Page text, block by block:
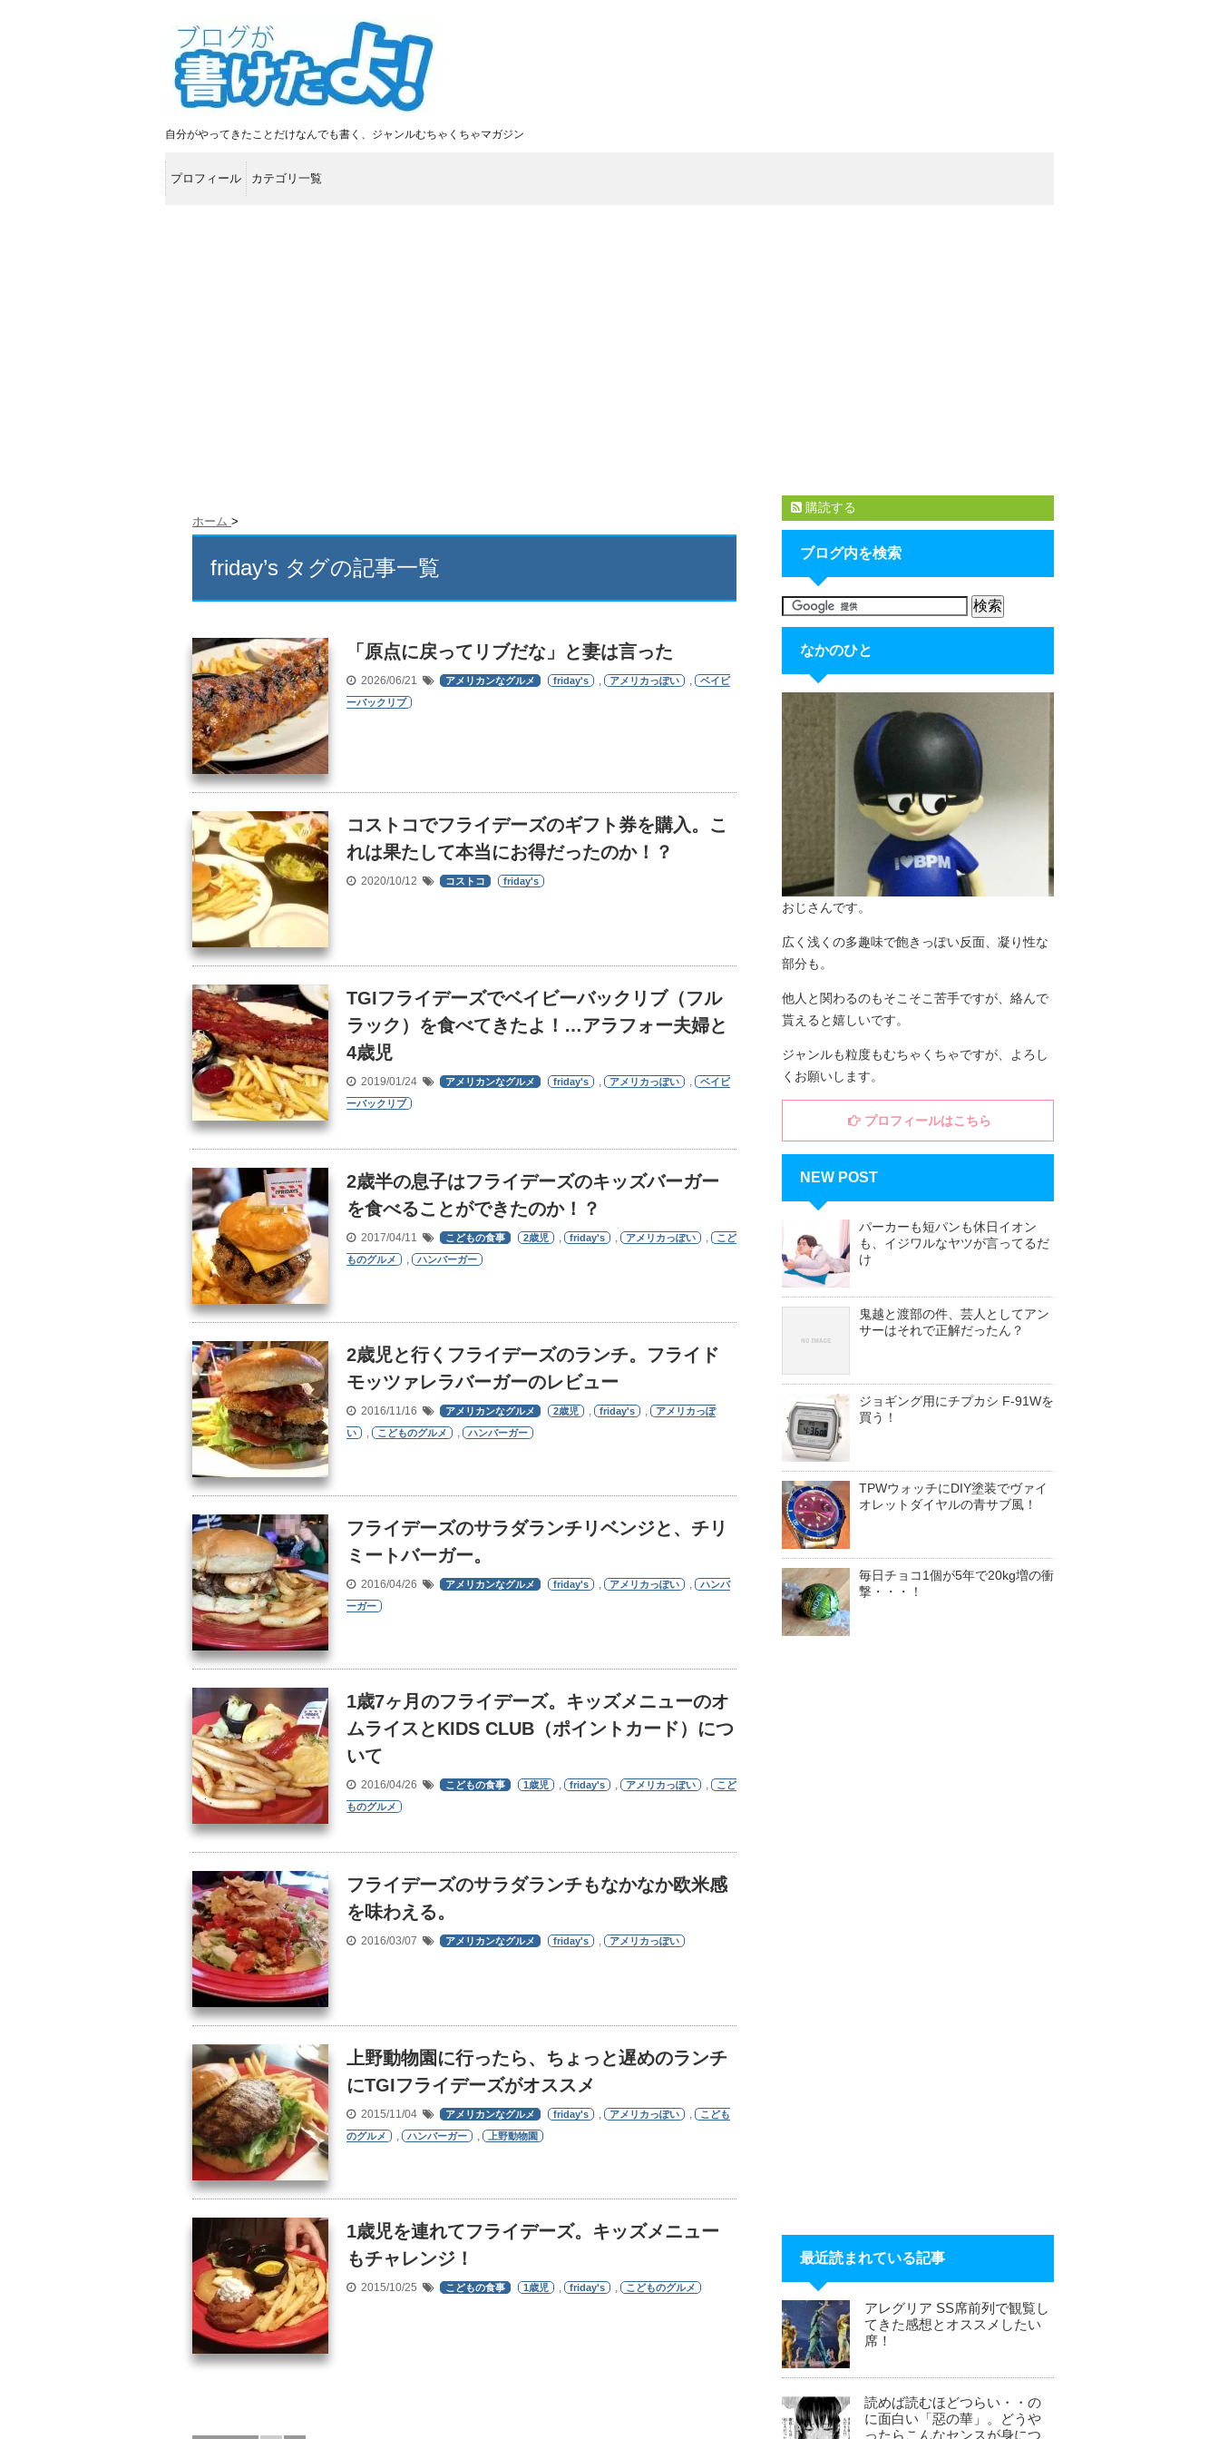
自分がやってきたことだけなんでも書く、ジャンルむちゃくちゃマガジン
プロフィール カテゴリ一覧
ホーム >
friday’s タグの記事一覧
「原点に戻ってリブだな」と妻は言った
2026/06/21 アメリカンなグルメ friday's , アメリカっぽい ,
ベイビ
ーバックリブ
コストコでフライデーズのギフト券を購入。こ
れは果たして本当にお得だったのか！？
2020/10/12 コストコ friday's
TGIフライデーズでベイビーバックリブ（フル
ラック）を食べてきたよ！…アラフォー夫婦と
4歳児
2019/01/24 アメリカンなグルメ friday's , アメリカっぽい ,
ベイビ
ーバックリブ
2歳半の息子はフライデーズのキッズバーガー
を食べることができたのか！？
2017/04/11 こどもの食事 2歳児 , friday's , アメリカっぽい ,
こど
ものグルメ
, ハンバーガー
2歳児と行くフライデーズのランチ。フライド
モッツァレラバーガーのレビュー
2016/11/16 アメリカンなグルメ 2歳児 , friday's ,
アメリカっぽ
い
, こどものグルメ , ハンバーガー
フライデーズのサラダランチリベンジと、チリ
ミートバーガー。
2016/04/26 アメリカンなグルメ friday's , アメリカっぽい ,
ハンバ
ーガー
1歳7ヶ月のフライデーズ。キッズメニューのオ
ムライスとKIDS CLUB（ポイントカード）につ
いて
2016/04/26 こどもの食事 1歳児 , friday's , アメリカっぽい ,
こど
ものグルメ
フライデーズのサラダランチもなかなか欧米感
を味わえる。
2016/03/07 アメリカンなグルメ friday's , アメリカっぽい
上野動物園に行ったら、ちょっと遅めのランチ
にTGIフライデーズがオススメ
2015/11/04 アメリカンなグルメ friday's , アメリカっぽい ,
こども
のグルメ
, ハンバーガー , 上野動物園
1歳児を連れてフライデーズ。キッズメニュー
もチャレンジ！
2015/10/25 こどもの食事 1歳児 , friday's , こどものグルメ
購読する
ブログ内を検索
なかのひと
おじさんです。
広く浅くの多趣味で飽きっぽい反面、凝り性な
部分も。
他人と関わるのもそこそこ苦手ですが、絡んで
貰えると嬉しいです。
ジャンルも粒度もむちゃくちゃですが、よろし
くお願いします。
プロフィールはこちら
NEW POST
パーカーも短パンも休日イオン
も、イジワルなヤツが言ってるだ
け
鬼越と渡部の件、芸人としてアン
サーはそれで正解だったん？
ジョギング用にチプカシ F-91Wを
買う！
TPWウォッチにDIY塗装でヴァイ
オレットダイヤルの青サブ風！
毎日チョコ1個が5年で20kg増の衝
撃・・・！
最近読まれている記事
アレグリア SS席前列で観覧し
てきた感想とオススメしたい
席！
読めば読むほどつらい・・の
に面白い「惡の華」。どうや
ったらこんなセンスが身につ